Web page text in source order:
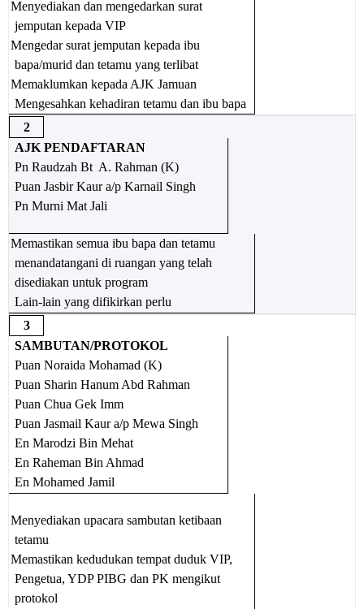
Menyediakan dan mengedarkan surat
jemputan kepada VIP
Mengedar surat jemputan kepada ibu
bapa/murid dan tetamu yang terlibat
Memaklumkan kepada AJK Jamuan
Mengesahkan kehadiran tetamu dan ibu bapa
2
AJK PENDAFTARAN
Pn Raudzah Bt A. Rahman (K)
Puan Jasbir Kaur a/p Karnail Singh
Pn Murni Mat Jali
Memastikan semua ibu bapa dan tetamu
menandatangani di ruangan yang telah
disediakan untuk program
Lain-lain yang difikirkan perlu
3
SAMBUTAN/PROTOKOL
Puan Noraida Mohamad (K)
Puan Sharin Hanum Abd Rahman
Puan Chua Gek Imm
Puan Jasmail Kaur a/p Mewa Singh
En Marodzi Bin Mehat
En Raheman Bin Ahmad
En Mohamed Jamil
Menyediakan upacara sambutan ketibaan
tetamu
Memastikan kedudukan tempat duduk VIP,
Pengetua, YDP PIBG dan PK mengikut
protokol